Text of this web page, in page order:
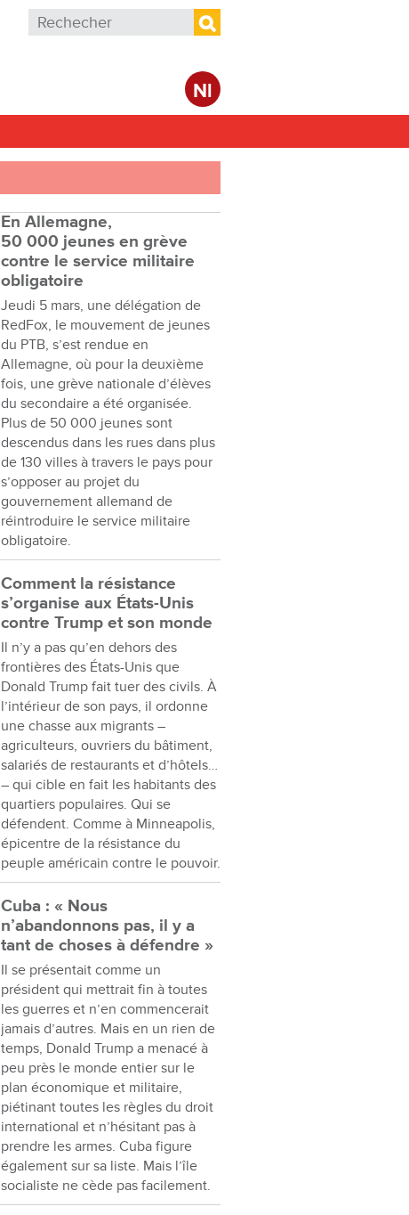
Formulaire de recherche
Rechercher
Nl
En Allemagne,
50 000 jeunes en grève
contre le service militaire
obligatoire
Jeudi 5 mars, une délégation de
RedFox, le mouvement de jeunes
du PTB, s’est rendue en
Allemagne, où pour la deuxième
fois, une grève nationale d’élèves
du secondaire a été organisée.
Plus de 50 000 jeunes sont
descendus dans les rues dans plus
de 130 villes à travers le pays pour
s’opposer au projet du
gouvernement allemand de
réintroduire le service militaire
obligatoire.
Comment la résistance
s’organise aux États-Unis
contre Trump et son monde
Il n’y a pas qu’en dehors des
frontières des États-Unis que
Donald Trump fait tuer des civils. À
l’intérieur de son pays, il ordonne
une chasse aux migrants –
agriculteurs, ouvriers du bâtiment,
salariés de restaurants et d’hôtels…
– qui cible en fait les habitants des
quartiers populaires. Qui se
défendent. Comme à Minneapolis,
épicentre de la résistance du
peuple américain contre le pouvoir.
Cuba : « Nous
n’abandonnons pas, il y a
tant de choses à défendre »
Il se présentait comme un
président qui mettrait fin à toutes
les guerres et n’en commencerait
jamais d’autres. Mais en un rien de
temps, Donald Trump a menacé à
peu près le monde entier sur le
plan économique et militaire,
piétinant toutes les règles du droit
international et n’hésitant pas à
prendre les armes. Cuba figure
également sur sa liste. Mais l’île
socialiste ne cède pas facilement.